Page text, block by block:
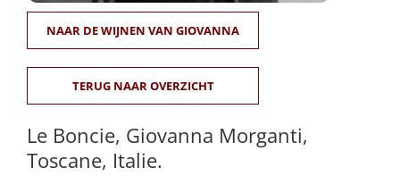
Mijn Account
NAAR DE WIJNEN VAN GIOVANNA
TERUG NAAR OVERZICHT
Le Boncie, Giovanna Morganti,
Toscane, Italie.